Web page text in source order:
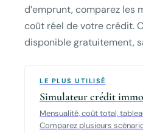
d’emprunt, comparez les
coût réel de votre crédit.
disponible gratuitement,
LE PLUS UTILISÉ
Simulateur crédit
Mensualité, coût total,
Comparez plusieurs